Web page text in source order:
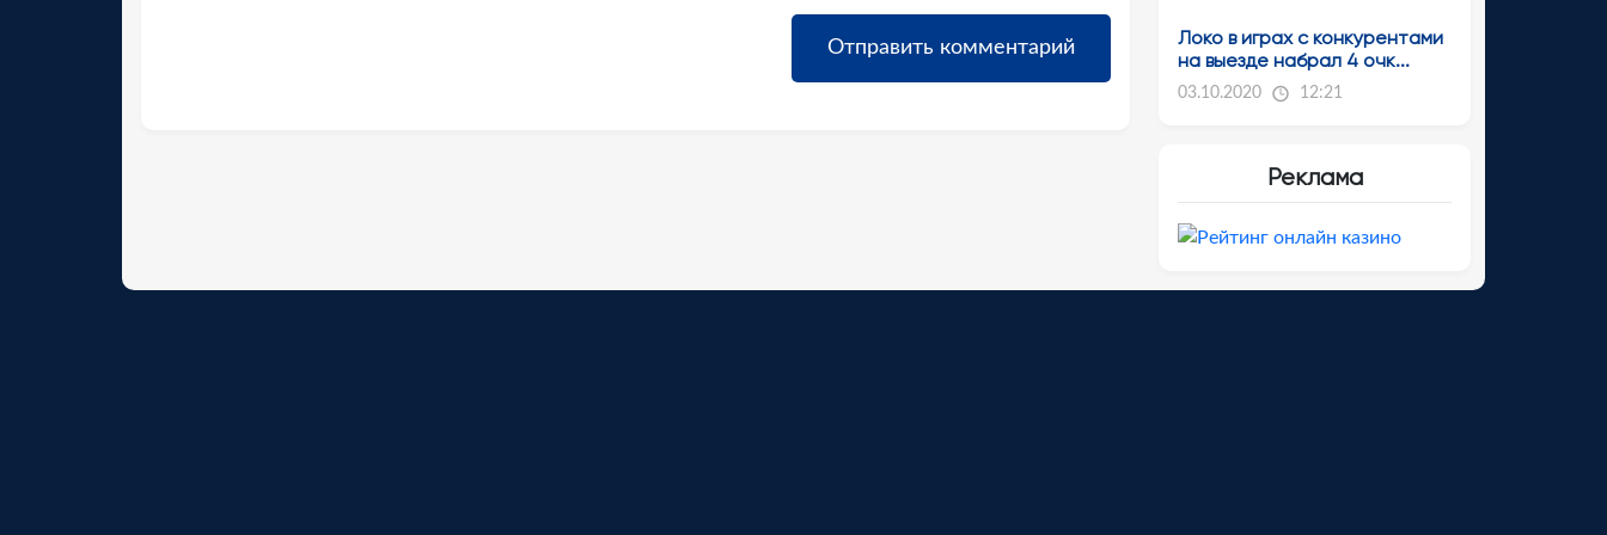
Локо в играх с конкурентами
на выезде набрал 4 очк...
03.10.2020 12:21
Реклама